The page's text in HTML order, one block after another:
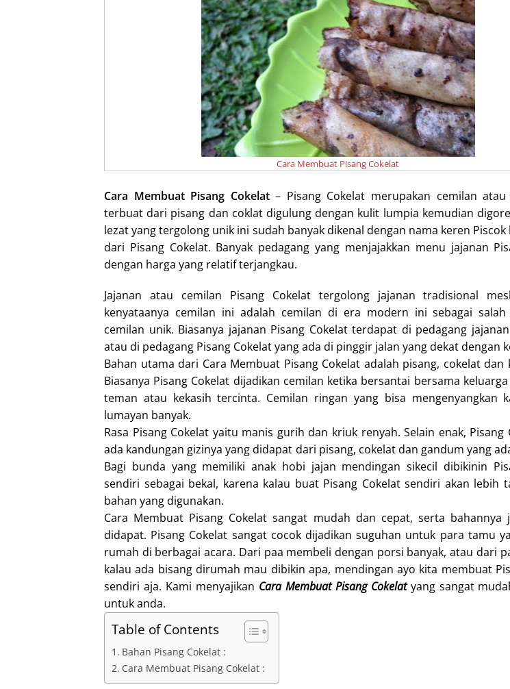
Cara Membuat Pisang Cokelat
Cara Membuat Pisang Cokelat– Pisang Cokelat merupakan cemilan atau
terbuat dari pisang dan coklat digulung dengan kulit lumpia kemudian
lezat yang tergolong unik ini sudah banyak dikenal dengan nama keren Piscok
dari Pisang Cokelat. Banyak pedagang yang menjajakkan menu jajanan
dengan harga yang relatif terjangkau.
Jajanan atau cemilan Pisang Cokelat tergolong jajanan tradisional
kenyataanya cemilan ini adalah cemilan di era modern ini sebagai
cemilan unik. Biasanya jajanan Pisang Cokelat terdapat di pedagang
atau di pedagang Pisang Cokelat yang ada di pinggir jalan yang dekat dengan
Bahan utama dari Cara Membuat Pisang Cokelat adalah pisang, cokelat dan
Biasanya Pisang Cokelat dijadikan cemilan ketika bersantai bersama
teman atau kekasih tercinta. Cemilan ringan yang bisa mengenyangkan
lumayan banyak.
Rasa Pisang Cokelat yaitu manis gurih dan kriuk renyah. Selain enak, Pisang
ada kandungan gizinya yang didapat dari pisang, cokelat dan gandum yang
Bagi bunda yang memiliki anak hobi jajan mendingan sikecil dibikinin
sendiri sebagai bekal, karena kalau buat Pisang Cokelat sendiri akan lebih
bahan yang digunakan.
Cara Membuat Pisang Cokelat sangat mudah dan cepat, serta bahannya
didapat. Pisang Cokelat sangat cocok dijadikan suguhan untuk para tamu
rumah di berbagai acara. Dari paa membeli dengan porsi banyak, atau dari
kalau ada bisang dirumah mau dibikin apa, mendingan ayo kita membuat
sendiri aja. Kami menyajikan Cara Membuat Pisang Cokelatyang sangat
untuk anda.
Table of Contents
Bahan Pisang Cokelat :
Cara Membuat Pisang Cokelat :